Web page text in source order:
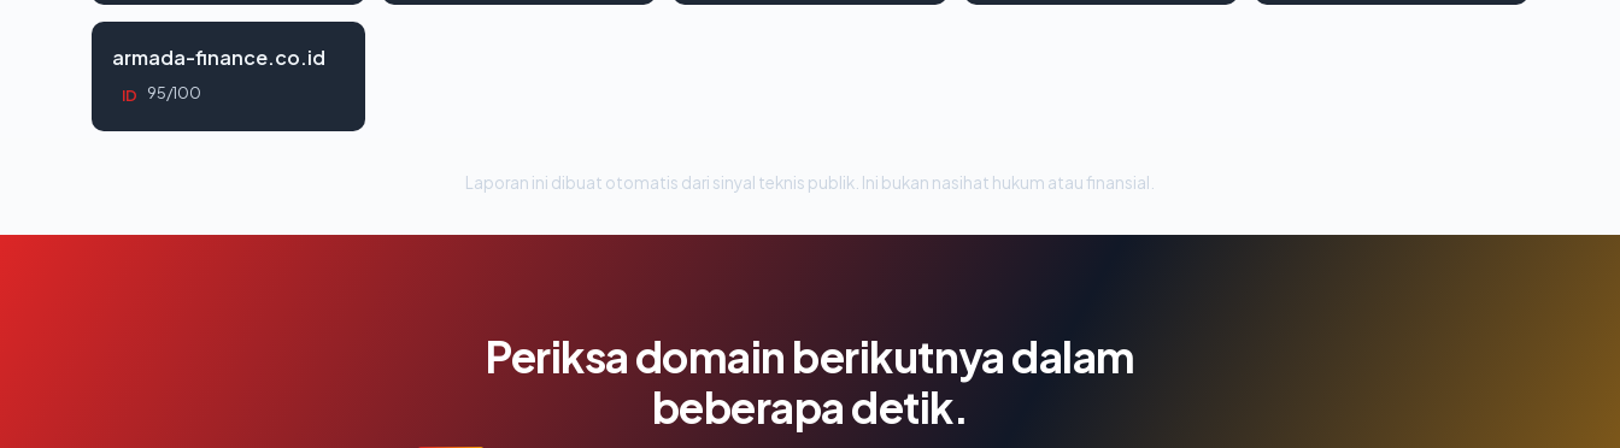
armada-finance.co.id
ID 95/100
Laporan ini dibuat otomatis dari sinyal teknis publik. Ini bukan nasihat hukum atau finansial.
Periksa domain berikutnya dalam
beberapa detik.